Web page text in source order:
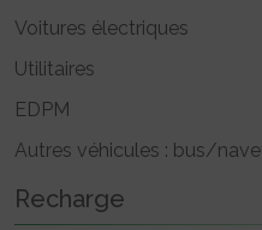
Voitures électriques
Utilitaires
EDPM
Autres véhicules : bus/
Recharge